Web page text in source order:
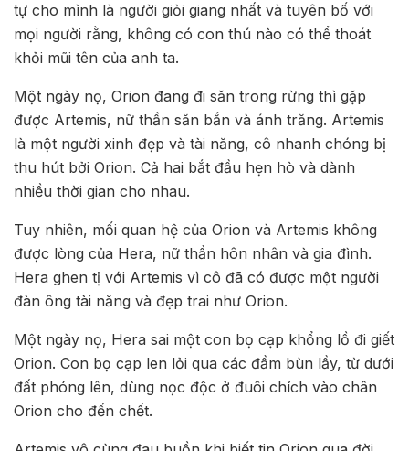
tự cho mình là người giỏi giang nhất và tuyên bố với
mọi người rằng, không có con thú nào có thể thoát
khỏi mũi tên của anh ta.
Một ngày nọ, Orion đang đi săn trong rừng thì gặp
được Artemis, nữ thần săn bắn và ánh trăng. Artemis
là một người xinh đẹp và tài năng, cô nhanh chóng bị
thu hút bởi Orion. Cả hai bắt đầu hẹn hò và dành
nhiều thời gian cho nhau.
Tuy nhiên, mối quan hệ của Orion và Artemis không
được lòng của Hera, nữ thần hôn nhân và gia đình.
Hera ghen tị với Artemis vì cô đã có được một người
đàn ông tài năng và đẹp trai như Orion.
Một ngày nọ, Hera sai một con bọ cạp khổng lồ đi giết
Orion. Con bọ cạp len lỏi qua các đầm bùn lầy, từ dưới
đất phóng lên, dùng nọc độc ở đuôi chích vào chân
Orion cho đến chết.